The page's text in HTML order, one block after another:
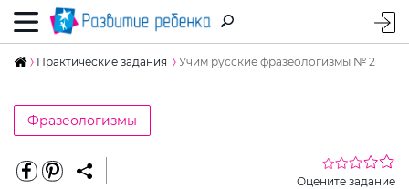
Практические задания Учим русские фразеологизмы № 2
Фразеологизмы
Оцените задание